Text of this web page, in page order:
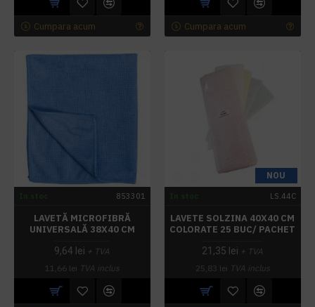
Cumpara acum Cumpara acum
853301
LAVETĂ MICROFIBRĂ
UNIVERSALĂ 38X40 CM
9,64 lei + TVA
11,66 lei TVA inclus
NOU
LS.44C
LAVETE SOLZINA 40X40 CM
COLORATE 25 BUC/ PACHET
21,35 lei + TVA
25,83 lei TVA inclus